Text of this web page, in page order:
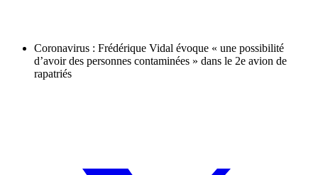
Coronavirus : Frédérique Vidal évoque « une possibilité
d’avoir des personnes contaminées » dans le 2e avion de
rapatriés